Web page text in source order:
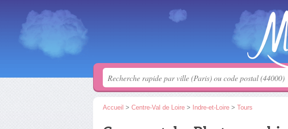
Accueil > Centre-Val de Loire > Indre-et-Loire > Tours